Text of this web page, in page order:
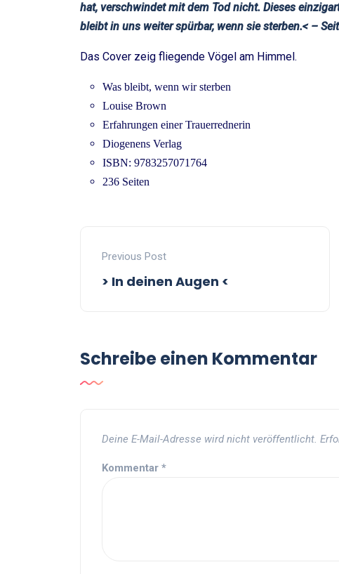
hat, verschwindet mit dem Tod nicht. Dieses
bleibt in uns weiter spürbar, wenn sie sterben.< –
Das Cover zeig fliegende Vögel am Himmel.
Was bleibt, wenn wir sterben
Louise Brown
Erfahrungen einer Trauerrednerin
Diogenens Verlag
ISBN: 9783257071764
236 Seiten
Previous Post
> In deinen Augen <
Schreibe einen Kommentar
Deine E-Mail-Adresse wird nicht veröffentlicht.
Kommentar *